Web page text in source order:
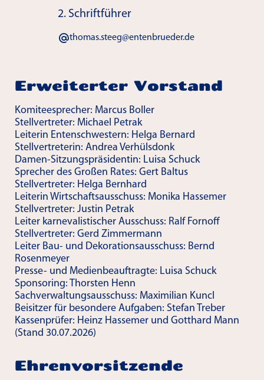
2. Schriftführer
thomas.steeg@entenbrueder.de
Erweiterter Vorstand
Komiteesprecher: Marcus Boller
Stellvertreter: Michael Petrak
Leiterin Entenschwestern: Helga Bernard
Stellvertreterin: Andrea Verhülsdonk
Damen-Sitzungspräsidentin: Luisa Schuck
Sprecher des Großen Rates: Gert Baltus
Stellvertreter: Helga Bernhard
Leiterin Wirtschaftsausschuss: Monika Hassemer
Stellvertreter: Justin Petrak
Leiter karnevalistischer Ausschuss: Ralf Fornoff
Stellvertreter: Gerd Zimmermann
Leiter Bau- und Dekorationsausschuss: Bernd
Rosenmeyer
Presse- und Medienbeauftragte: Luisa Schuck
Sponsoring: Thorsten Henn
Sachverwaltungsausschuss: Maximilian Kuncl
Beisitzer für besondere Aufgaben: Stefan Treber
Kassenprüfer: Heinz Hassemer und Gotthard Mann
(Stand 30.07.2026)
Ehrenvorsitzende